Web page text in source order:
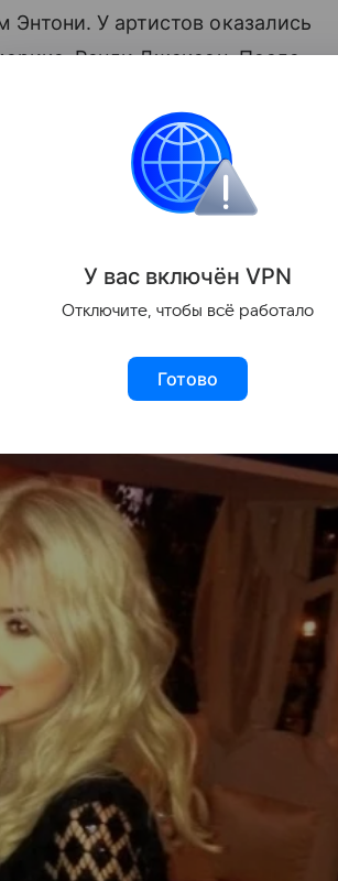
У артистов оказались
Ренди Джексон. После
на острове, который так любят
У вас включён VPN
Отключите, чтобы всё работало
Готово